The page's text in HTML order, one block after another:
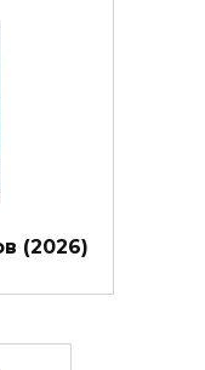
(2026)